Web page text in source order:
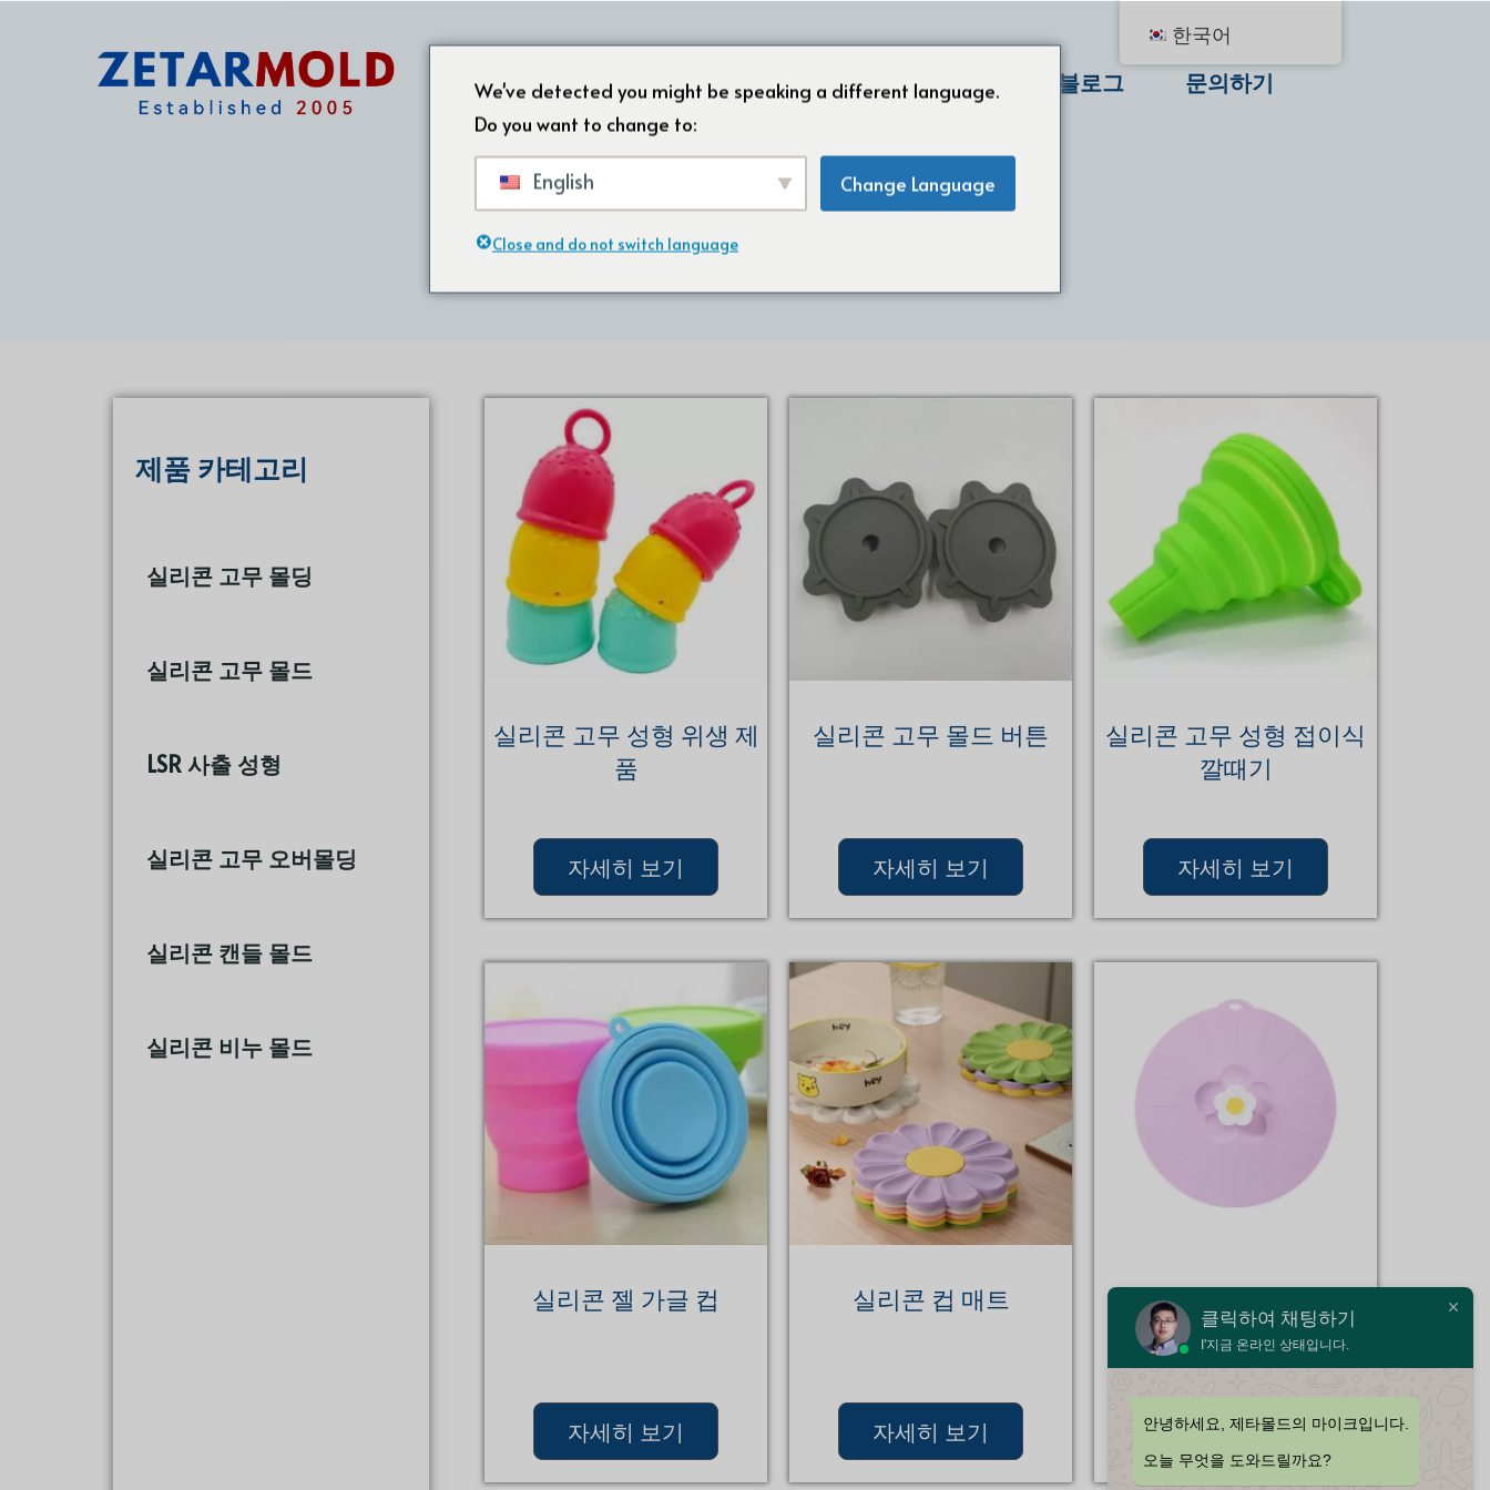
홈 회사 소개 당사 제품 블로그 문의하기
실리콘 고무 몰딩
제품 카테고리
실리콘 고무 몰딩
실리콘 고무 몰드
LSR 사출 성형
실리콘 고무 오버몰딩
실리콘 캔들 몰드
실리콘 비누 몰드
실리콘 고무 성형 위생 제
품
자세히 보기
실리콘 고무 몰드 버튼
자세히 보기
실리콘 고무 성형 접이식
깔때기
자세히 보기
실리콘 젤 가글 컵
자세히 보기
실리콘 컵 매트
자세히 보기
실리콘 뚜껑
자세히 보기
한국어
We've detected you might be speaking a different language.
Do you want to change to:
English Change Language
Close and do not switch language
클릭하여 채팅하기
I'지금 온라인 상태입니다.
안녕하세요, 제타몰드의 마이크입니다.
오늘 무엇을 도와드릴까요?